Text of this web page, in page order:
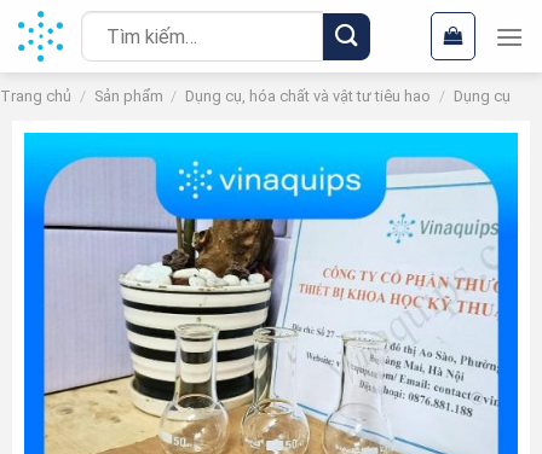
Chuyển
đến
nội
dung
Tìm
kiếm:
Trang chủ / Sản phẩm / Dụng cụ, hóa chất và vật tư tiêu hao / Dụng cụ